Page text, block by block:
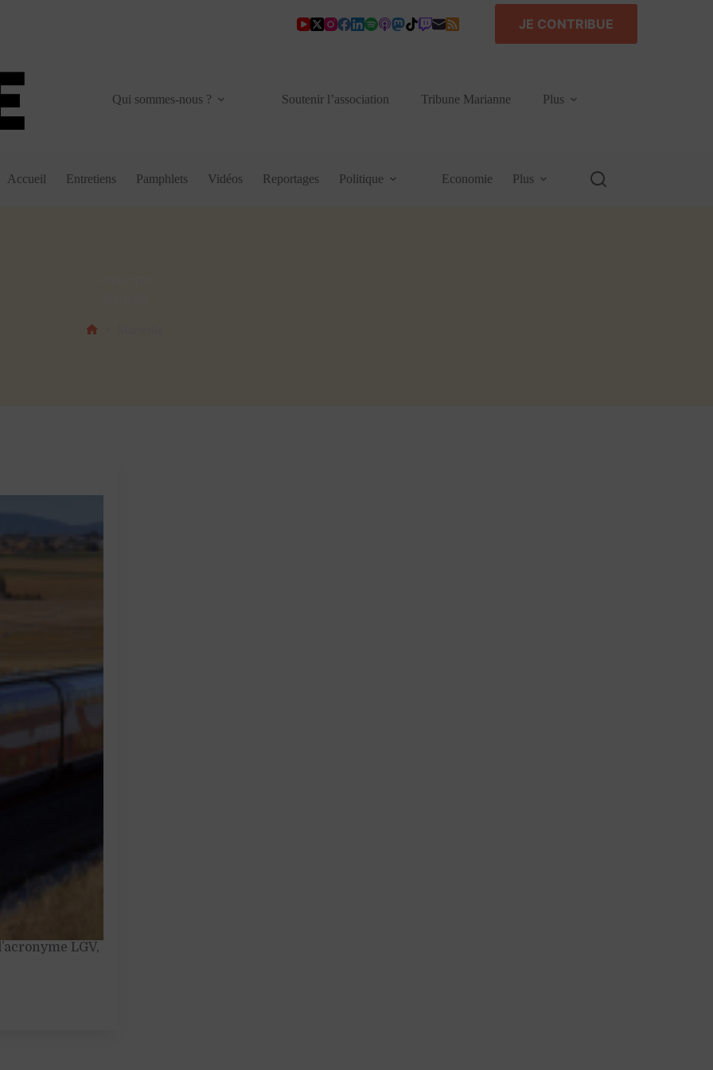
JE CONTRIBUE
Qui sommes-nous ? Soutenir l’association Tribune Marianne Plus
Accueil Entretiens Pamphlets Vidéos Reportages Politique Economie Plus
LGV,